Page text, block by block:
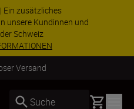
Ein zusätzliches
unsere Kundinnen und
Schweiz
Versand
Suche Basket